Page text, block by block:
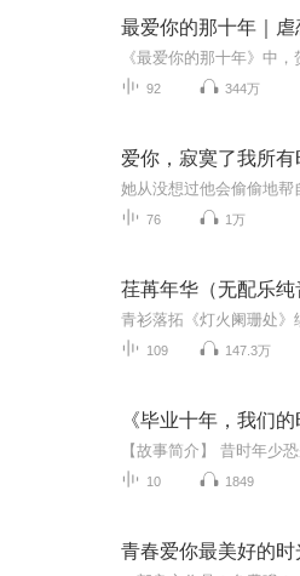
最爱你的那十年｜虐
92 344万
爱你，寂寞了我所有
76 1万
荏苒年华（无配乐纯
青衫落拓《灯火阑珊处》
109 147.3万
《毕业十年，我们
10 1849
青春爱你最美好的时